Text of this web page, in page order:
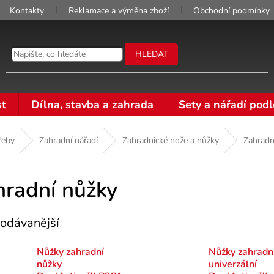
Kontakty Reklamace a výměna zboží Obchodní podmínky
HLEDAT
Dílna, stavba a zahrada Sety a nářadí
Zahradní nářadí Zahradnické nože a nůžky
nůžky
Nůžky zahradní
nůžky
Nůžky
univerzální